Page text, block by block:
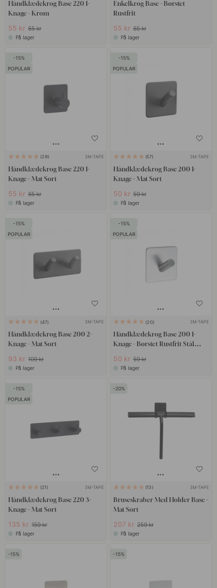
Håndklædekrog Base 220 1-
Knage - Krom
55 kr 65 kr
På lager
Enkelkrog Base - Børstet
Rustfrit
55 kr 65 kr
På lager
15
POPULAR
29 3M-TAPE
Håndklædekrog Base 220 1-
Knage - Mat Sort
55 kr 65 kr
På lager
15
POPULAR
57 3M-TAPE
Håndklædekrog Base 200 1-
Knage - Mat Sort
50 kr 59 kr
På lager
15
POPULAR
47 3M-TAPE
Håndklædekrog Base 200 2-
Knage - Mat Sort
93 kr 109 kr
På lager
15
POPULAR
20 3M-TAPE
Håndklædekrog Base 200 1-
Knage - Børstet Rustfrit Stål
50 kr 59 kr
På lager
15
POPULAR
21 3M-TAPE
Håndklædekrog Base 220 3-
Knage - Mat Sort
135 kr 159 kr
På lager
20
13 3M-TAPE
Bruseskraber Med Holder Base -
Mat Sort
207 kr 259 kr
På lager
15 15